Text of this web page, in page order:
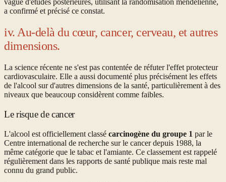
vague d'études postérieures, utilisant la randomisation mendélienne,
a confirmé et précisé ce constat.
iv. Au-delà du cœur, cancer, cerveau, et autres
dimensions.
La science récente ne s'est pas contentée de réfuter l'effet protecteur
cardiovasculaire. Elle a aussi documenté plus précisément les effets
de l'alcool sur d'autres dimensions de la santé, particulièrement à des
niveaux que beaucoup considèrent comme faibles.
Le risque de cancer
L'alcool est officiellement classé carcinogène du groupe 1 par le
Centre international de recherche sur le cancer depuis 1988, la
même catégorie que le tabac et l'amiante. Ce classement est rappelé
régulièrement dans les rapports de santé publique mais reste mal
connu du grand public.